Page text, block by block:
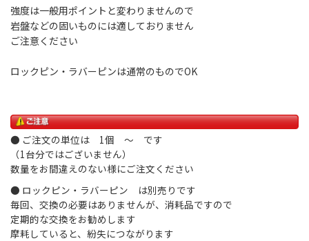
強度は一般用ポイントと変わりませんので
岩盤などの固いものには適しておりません
ご注意ください
ロックピン・ラバーピンは通常のものでOK
● ご注文の単位は 1個 ～ です
（1台分ではございません）
数量をお間違えのない様にご注文ください
● ロックピン・ラバーピン は別売りです
毎回、交換の必要はありませんが、消耗品ですので
定期的な交換をお勧めします
摩耗していると、紛失につながります